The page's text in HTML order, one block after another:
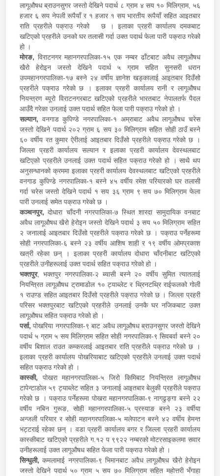
लागूऔषध ब्राउनसुगर जस्तो देखिने पदार्थ ८ ग्राम ४ सय १० मिलिग्राम, ५६
हजार ६ सय नेपली रूपैयाँ र १ हजार १ सय भारतीय रूपैयाँ सहित आइतबार
राति प्रहरीले पक्राउ गरेको छ । इलाका प्रहरी कार्यालय दमकबाट
खटिएको प्रहरीले उनको घर तलासी गर्दा उक्त पदार्थ फेला पारी पक्राउ गरेको
हो ।
मोरङ, विराटनगर महानगरपालिका-१५ एक नम्बर ढाँटबाट अवैध लागूऔषध
खैरो हेरोइन जस्तो देखिने पदार्थ ५ ग्राम सहित सुनसरी धरान
उपमहानगरपालिका-१७ बस्ने २४ वर्षीय ज्ञानेश खड्कालाई आइतबार दिउँसो
प्रहरीले पक्राउ गरेको छ । इलाका प्रहरी कार्यालय रानी र लागूऔषध
नियन्त्रण ब्यूरो विराटनगरबाट खटिएको प्रहरीले भारतबाट नेपालतर्फ पैदल
आउँदै गरेका उनलाई उक्त पदार्थ सहित फेला पारी पक्राउ गरेको हो ।
सल्यान, वनगाड कुपिण्डे नगरपालिका-१ अम्राबाट अवैध लागूऔषध चरेस
जस्तो देखिने पदार्थ २०२ ग्राम ६ सय ३० मिलिग्राम सहित सोही ठाउँ बस्ने
६० वर्षीय रत कुमार ऐरीलाई आइतबार दिउँसो प्रहरीले पक्राउ गरेको छ ।
जिल्ला प्रहरी कार्यालय सल्यान र इलाका प्रहरी कार्यालय देवस्थलबाट
खटिएको प्रहरीले उनलाई उक्त पदार्थ सहित पक्राउ गरेको हो । साथै थप
अनुसन्धानको क्रममा इलाका प्रहरी कार्यालय देवस्थलबाट खटिएको प्रहरीले
वनगाड कुपिण्डे नगरपालिका-१ बस्ने ४५ वर्षीय रमेश परियारको घर तलासी
गर्दा चरेस जस्तो देखिने पदार्थ १ सय ३६ ग्राम ९ सय ७० मिलिग्राम फेला
पारी उनलाई समेत पक्राउ गरेको छ ।
कञ्चनपुर,दोधारा चाँदनी नगरपालिका-७ स्थित शारदा सामुदायिक वनबाट
अवैध लागूऔषध खैरो हेरोइन जस्तो देखिने पदार्थ ३ सय ५० मिलिग्राम सहित
२ जनालाई आइतबार दिउँसो प्रहरीले पक्राउ गरेको छ । पक्राउ पर्नेहरूमा
सोही नगरपालिका-६ बस्ने २३ वर्षीय आशिष शाही र १९ वर्षीय ओमप्रकाश
खत्री रहेका छन् । इलाका प्रहरी कार्यालय दोधारा चाँदनीबाट खटिएको
प्रहरीले उनीहरूलाई उक्त पदार्थ सहित पक्राउ गरेको हो ।
भक्तपुर, भक्तपुर नगरपालिका-२ ब्यासी बस्ने २० वर्षीय सुमित त्यातलाई
नियन्त्रित लागूऔषध ट्रामाडोल १० ट्याब्लेट र थ्रिनटथ्रि राईफलको गोली
१ राउण्ड सहित आइतबार दिउँसो प्रहरीले पक्राउ गरेको छ । जिल्ला प्रहरी
परिसर भक्तपुरबाट खटिएको प्रहरीले उनलाई उनकै घर नजिकबाट उक्त
लागूऔषध सहित पक्राउ गरेको हो ।
पर्सा, पोखरिया नगरपालिका-९ बाट अवैध लागूऔषध ब्राउनसुगर जस्तो देखिने
पदार्थ ५ ग्राम ५ सय मिलिग्राम सहित सोही नगरपालिका-९ सिवबर्वा बस्ने २०
वर्षीय बिशाल राउत कम्करलाई आइतबार राति प्रहरीले पक्राउ गरेको छ ।
इलाका प्रहरी कार्यालय पोखरियाबाट खटिएको प्रहरीले उनलाई उक्त पदार्थ
सहित पक्राउ गरेको हो ।
कास्की, पोखरा महानगरपालिका-५ जिरो किमिबाट नियन्त्रित लागूऔषध
टापेन्टाडोल ५९ ट्याब्लेट सहित ३ जनालाई आइतबार बेलुकी प्रहरीले पक्राउ
गरेको छ । पक्राउ पर्नेहरूमा पोखरा महानगरपालिका-९ नागढुङ्गा बस्ने २२
वर्षीय नबिन गुरूङ, सोही महानगरपालिका-५ प्रस्याङ बस्ने २३ वर्षीया
अन्जली परियार र सोही महानगरपालिका-५ मलेपाटन बस्ने ४२ वर्षीय हेमन्त
भट्टराई रहेका छन् । वडा प्रहरी कार्यालय बगर र जिल्ला प्रहरी कार्यालय
कास्कीबाट खटिएको प्रहरीले ग.१२ प ९९२२ नम्बरको मोटरसाइकलमा सवार
उनीहरूलाई उक्त लागूऔषध सहित फेला पारी पक्राउ गरेको हो ।
सिन्धुली,कमलामाई नगरपालिका-९ भिमानबाट अवैध लागूऔषध खैरो हेरोइन
जस्तो देखिने पदार्थ ५० ग्राम ५ सय ७० मिलिग्राम सहित महोत्तरी भँगाहा